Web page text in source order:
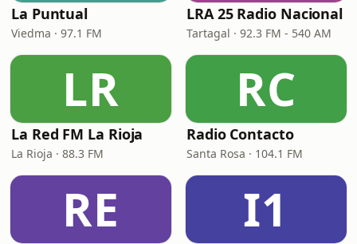
La Puntual
Viedma · 97.1 FM
LRA 25 Radio Nacional
Tartagal · 92.3 FM - 540 AM
LR
La Red FM La Rioja
La Rioja · 88.3 FM
RC
Radio Contacto
Santa Rosa · 104.1 FM
RE I1